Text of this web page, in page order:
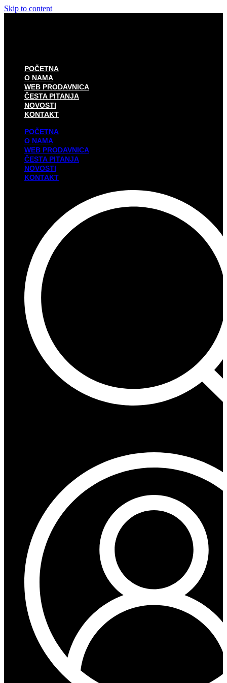
Skip to content
POČETNA
O NAMA
WEB PRODAVNICA
ČESTA PITANJA
NOVOSTI
KONTAKT
POČETNA
O NAMA
WEB PRODAVNICA
ČESTA PITANJA
NOVOSTI
KONTAKT